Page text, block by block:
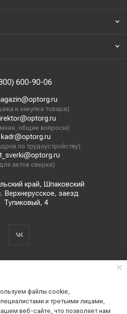
600-90-06
и закупка товара)
общие вопросы)
kadr@optorg.ru
по трудоустройству)
актов сверки)
край, Шпаковский
Верхнерусское, заезд
Тупиковый, 4
файлы cookie,
и третьими лицами,
веб-сайте, что позволяет нам